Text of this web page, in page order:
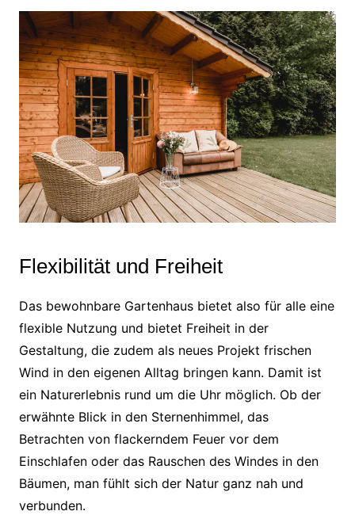
Flexibilität und Freiheit
Das bewohnbare Gartenhaus bietet also für alle eine
flexible Nutzung und bietet Freiheit in der
Gestaltung, die zudem als neues Projekt frischen
Wind in den eigenen Alltag bringen kann. Damit ist
ein Naturerlebnis rund um die Uhr möglich. Ob der
erwähnte Blick in den Sternenhimmel, das
Betrachten von flackerndem Feuer vor dem
Einschlafen oder das Rauschen des Windes in den
Bäumen, man fühlt sich der Natur ganz nah und
verbunden.